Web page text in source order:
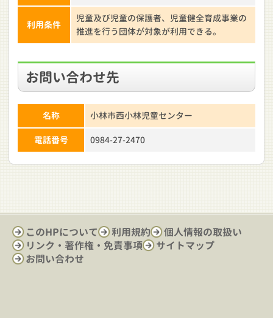
利用条件
児童及び児童の保護者、児童健全育成事業の
推進を行う団体が対象が利用できる。
お問い合わせ先
名称 小林市西小林児童センター
電話番号 0984-27-2470
このHPについて 利用規約
個人情報の取扱い
リンク・著作権・免責事項
サイトマップ
お問い合わせ